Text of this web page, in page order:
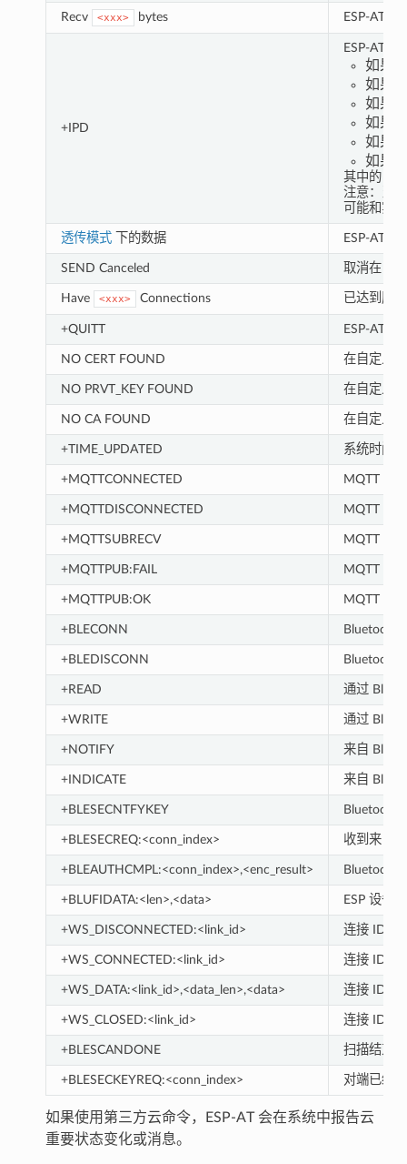
Recv <xxx> bytes ESP-AT
+IPD
ESP-AT
如果
如果
如果
如果
如果
如果
其中的
注意：当
可能和实
透传模式下的数据 ESP-AT
SEND Canceled 取消在
Have <xxx> Connections 已达到服
+QUITT ESP-AT
NO CERT FOUND 在自定义
NO PRVT_KEY FOUND 在自定义
NO CA FOUND 在自定义
+TIME_UPDATED 系统时间
+MQTTCONNECTED MQTT 已
+MQTTDISCONNECTED MQTT 与
+MQTTSUBRECV MQTT 已
+MQTTPUB:FAIL MQTT 发
+MQTTPUB:OK MQTT 发
+BLECONN Bluetooth
+BLEDISCONN Bluetooth
+READ 通过
+WRITE 通过
+NOTIFY 来自
+INDICATE 来自
+BLESECNTFYKEY Bluetooth
+BLESECREQ:<conn_index> 收到来自
+BLEAUTHCMPL:<conn_index>,<enc_result> Bluetooth
+BLUFIDATA:<len>,<data> ESP 设备
+WS_DISCONNECTED:<link_id> 连接 ID 为
+WS_CONNECTED:<link_id> 连接 ID 为
+WS_DATA:<link_id>,<data_len>,<data> 连接 ID 为
+WS_CLOSED:<link_id> 连接 ID 为
+BLESCANDONE 扫描结束
+BLESECKEYREQ:<conn_index> 对端已经
如果使用第三方云命令，ESP-AT 会在系统中报告云
重要状态变化或消息。